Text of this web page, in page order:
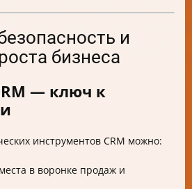
и
бизнеса
— ключ к
инструментов CRM можно:
в воронке продаж и